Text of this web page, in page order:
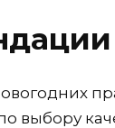
выбору